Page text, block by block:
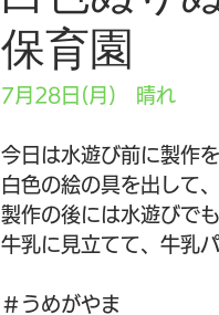
保育園
7月28日(月)　晴れ
今日は水遊び前に製作
白色の絵の具を出して
製作の後には水遊びで
牛乳に見立てて、牛乳
＃うめがやま